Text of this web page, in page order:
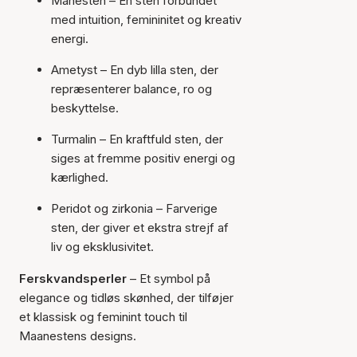
med intuition, femininitet og kreativ
energi.
Ametyst – En dyb lilla sten, der
repræsenterer balance, ro og
beskyttelse.
Turmalin – En kraftfuld sten, der
siges at fremme positiv energi og
kærlighed.
Peridot og zirkonia – Farverige
sten, der giver et ekstra strejf af
liv og eksklusivitet.
Ferskvandsperler – Et symbol på
elegance og tidløs skønhed, der tilføjer
et klassisk og feminint touch til
Maanestens designs.